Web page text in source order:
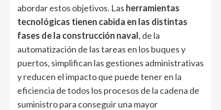
abordar estos objetivos. Las herramientas
tecnológicas tienen cabida en las distintas
fases de la construcción naval, de la
automatización de las tareas en los buques y
puertos, simplifican las gestiones administrativas
y reducen el impacto que puede tener en la
eficiencia de todos los procesos de la cadena de
suministro para conseguir una mayor